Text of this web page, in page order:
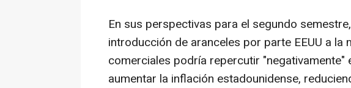
En sus perspectivas para el segundo
introducción de aranceles por parte EEUU a la
comerciales podría repercutir "negativamente"
aumentar la inflación estadounidense,